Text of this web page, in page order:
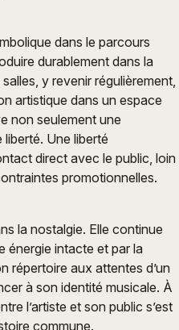
dans le parcours
durablement dans la
y revenir régulièrement,
artistique dans un espace
non seulement une
Une liberté
direct avec le public, loin
promotionnelles.
la nostalgie. Elle continue
énergie intacte et par la
répertoire aux attentes d’un
à son identité musicale. À
l’artiste et son public s’est
commune.